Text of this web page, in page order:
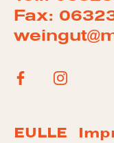
Fax:
EULLE